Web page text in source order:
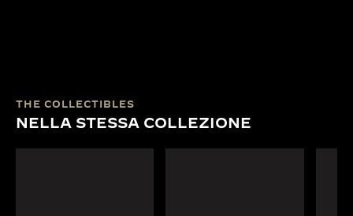
THE COLLECTIBLES
NELLA STESSA COLLEZIONE